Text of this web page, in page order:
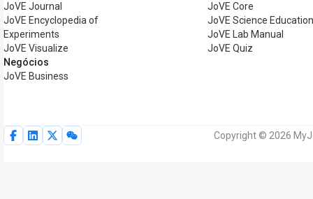
JoVE Journal
JoVE Encyclopedia of
Experiments
JoVE Visualize
Negócios
JoVE Business
JoVE Core
JoVE Science
JoVE Lab Manual
JoVE Quiz
Copyright © 2026